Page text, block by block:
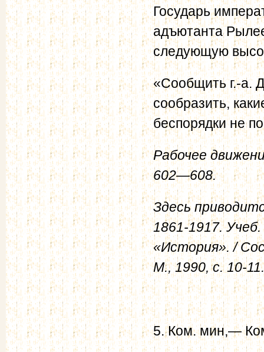
Государь
адъютанта
следующую
«Сообщить г.-а.
сообразить,
беспорядки не
Рабочее
602—608.
Здесь
1861-1917.
«История». /
М., 1990, с. 10-11.
5. Ком. мин,—